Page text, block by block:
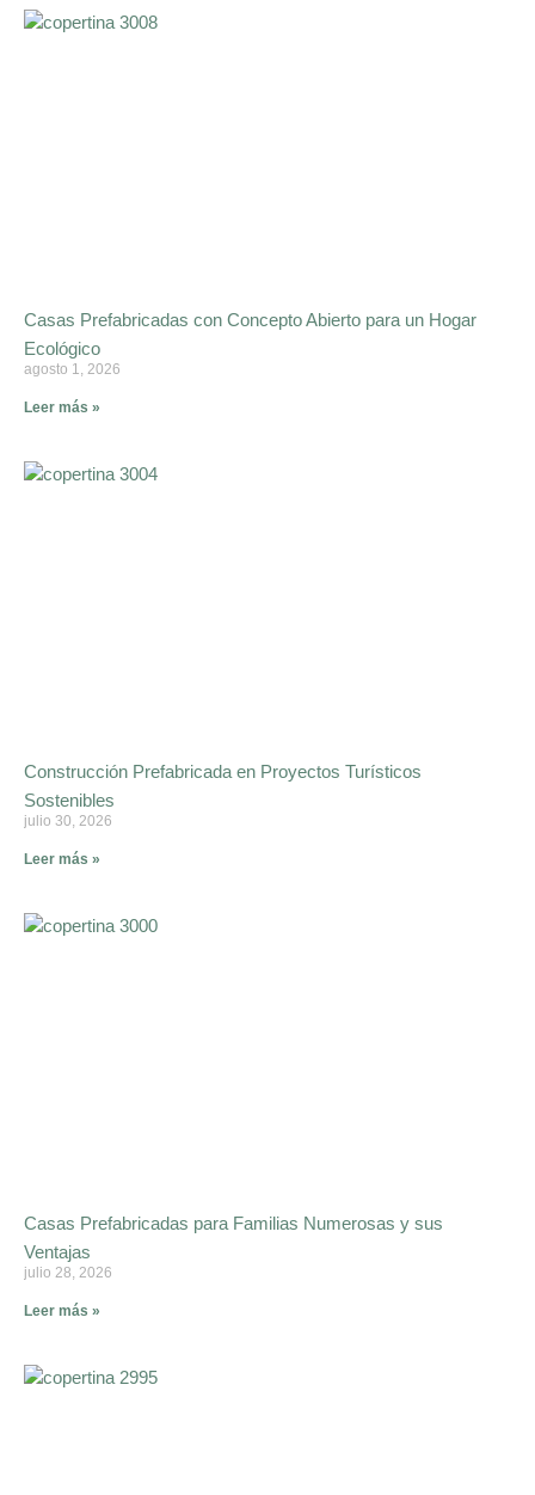
Casas Prefabricadas con Concepto Abierto para un Hogar
Ecológico
agosto 1, 2026
Leer más »
Construcción Prefabricada en Proyectos Turísticos
Sostenibles
julio 30, 2026
Leer más »
Casas Prefabricadas para Familias Numerosas y sus
Ventajas
julio 28, 2026
Leer más »